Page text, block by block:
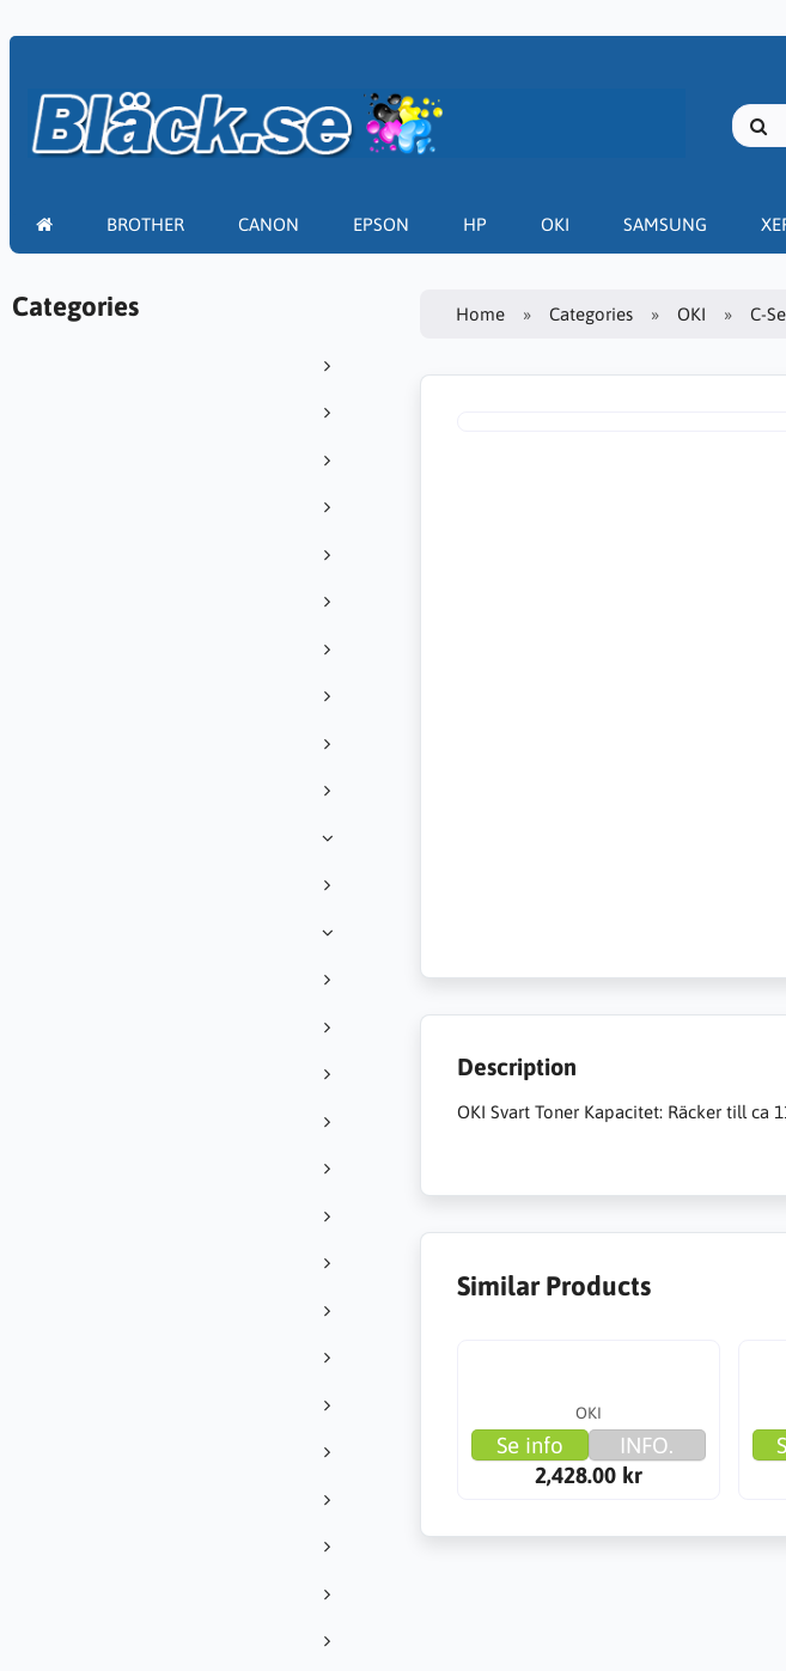
BROTHER CANON EPSON HP OKI SAMSUNG
Categories Home Categories OKI C-
Description
OKI Svart Toner Kapacitet: Räcker till ca
Similar Products
OKI
Se info
INFO.
2,428.00 kr